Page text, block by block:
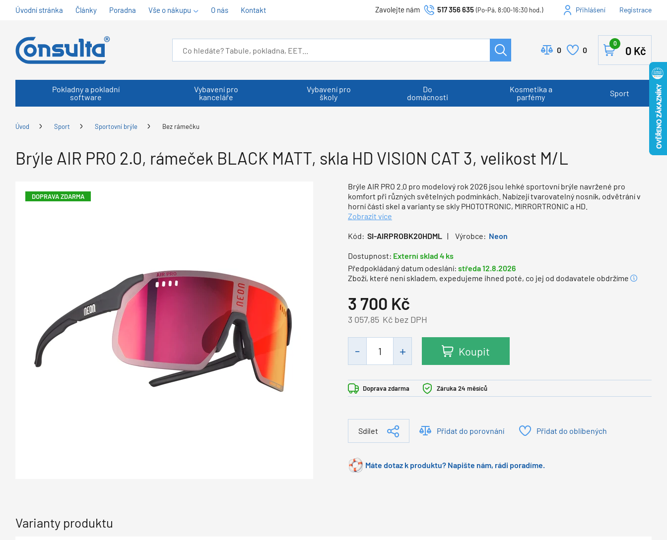
Úvodní stránka Články Poradna Vše o nákupu O nás Kontakt Zavolejte nám 517 356 635 (Po-Pá, 8:00-16:30 hod.) Přihlášení Registrace
0 0 0 Kč
0
Pokladny a pokladní
software
Vybavení pro
kanceláře
Vybavení pro
školy
Do
domácnosti
Kosmetika a
parfémy
Sport
Úvod Sport Sportovní brýle Bez rámečku
Brýle AIR PRO 2.0, rámeček BLACK MATT, skla HD VISION CAT 3, velikost M/L
DOPRAVA ZDARMA
Brýle AIR PRO 2.0 pro modelový rok 2026 jsou lehké sportovní brýle navržené pro
komfort při různých světelných podmínkách. Nabízejí tvarovatelný nosník, odvětrání v
horní části skel a varianty se skly PHOTOTRONIC, MIRRORTRONIC a HD.
Zobrazit více
Kód: SI-AIRPROBK20HDML Výrobce: Neon
Dostupnost: Externí sklad 4 ks
Předpokládaný datum odeslání: středa 12.8.2026
Zboží, které není skladem, expedujeme ihned poté, co jej od dodavatele obdržíme
3 700 Kč
Kč bez DPH
3 057,85
Koupit
Doprava zdarma Záruka 24 měsíců
Sdílet Přidat do porovnání Přidat do oblíbených
Máte dotaz k produktu? Napište nám, rádi poradíme.
Varianty produktu